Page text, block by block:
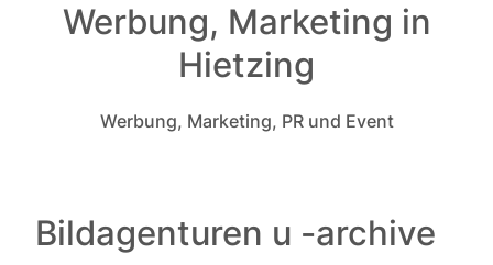
Werbung, Marketing in
Hietzing
Werbung, Marketing, PR und Event
Bildagenturen u -archive